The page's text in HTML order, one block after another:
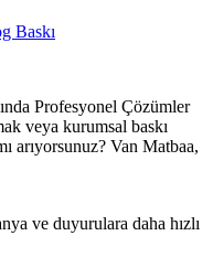
Profesyonel Çözümler
veya kurumsal baskı
arıyorsunuz? Van Matbaa,
ve duyurulara daha hızlı